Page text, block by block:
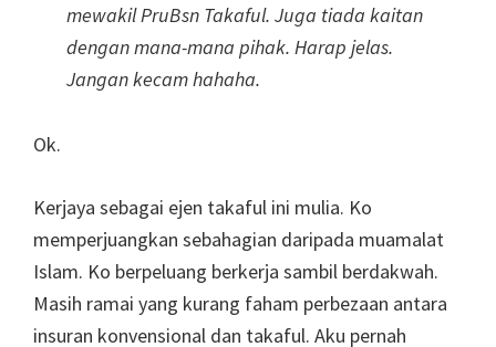
mewakil PruBsn Takaful. Juga tiada kaitan
dengan mana-mana pihak. Harap jelas.
Jangan kecam hahaha.
Ok.
Kerjaya sebagai ejen takaful ini mulia. Ko
memperjuangkan sebahagian daripada muamalat
Islam. Ko berpeluang berkerja sambil berdakwah.
Masih ramai yang kurang faham perbezaan antara
insuran konvensional dan takaful. Aku pernah